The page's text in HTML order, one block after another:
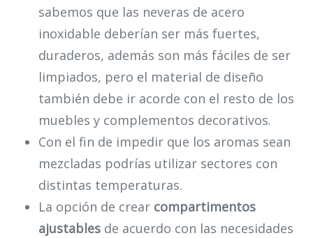
sabemos que las neveras de acero
inoxidable deberían ser más fuertes,
duraderos, además son más fáciles de ser
limpiados, pero el material de diseño
también debe ir acorde con el resto de los
muebles y complementos decorativos.
Con el fin de impedir que los aromas sean
mezcladas podrías utilizar sectores con
distintas temperaturas.
La opción de crear compartimentos
ajustables de acuerdo con las necesidades